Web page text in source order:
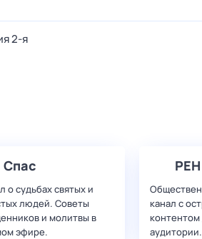
2-я
Спас
о судьбах святых и
людей. Советы
и молитвы в
эфире.
канал с
контентом
аудитории.